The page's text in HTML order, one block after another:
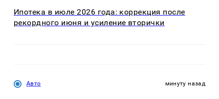
Ипотека в июле 2026 года: коррекция после
рекордного июня и усиление вторички
Авто минуту назад